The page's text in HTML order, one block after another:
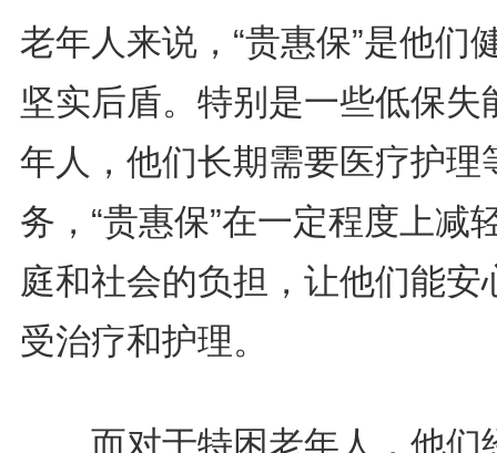
老年人来说，“贵惠保”是他们
坚实后盾。特别是一些低保失
年人，他们长期需要医疗护理
务，“贵惠保”在一定程度上减
庭和社会的负担，让他们能安
受治疗和护理。
而对于特困老年人，他们